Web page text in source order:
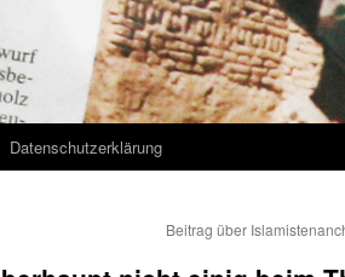
Datenschutzerklärung
Beitrag über